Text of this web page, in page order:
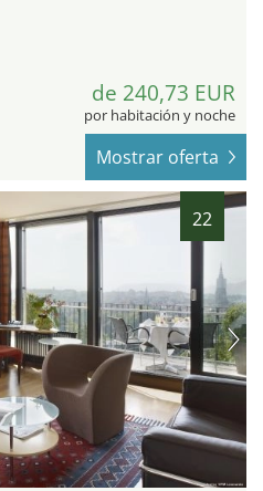
de 240,73 EUR
por habitación y noche
Mostrar oferta
22